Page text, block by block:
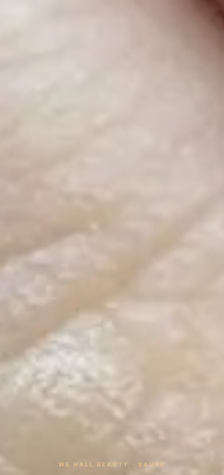
WE HALL BEAUTY · BAURU